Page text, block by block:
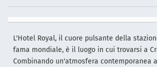
L'Hotel Royal, il cuore pulsante della
fama mondiale, è il luogo in cui trovarsi a
Combinando un'atmosfera contemporanea